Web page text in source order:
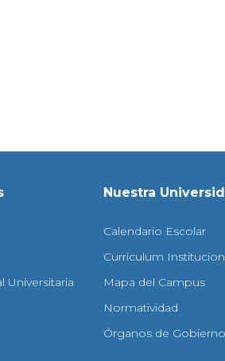
Universitaria
Nuestra
Calendario Escolar
Curriculum
Mapa del Campus
Normatividad
Órganos de Gobierno